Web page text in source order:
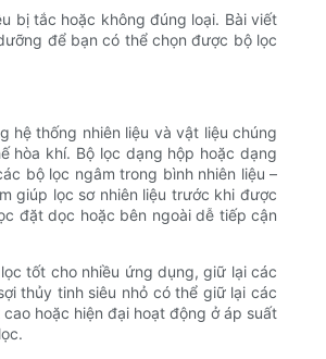
bị tắc hoặc không đúng loại. Bài viết
để bạn có thể chọn được bộ lọc
hệ thống nhiên liệu và vật liệu chúng
hòa khí. Bộ lọc dạng hộp hoặc dạng
bộ lọc ngâm trong bình nhiên liệu –
giúp lọc sơ nhiên liệu trước khi được
đặt dọc hoặc bên ngoài dễ tiếp cận
tốt cho nhiều ứng dụng, giữ lại các
thủy tinh siêu nhỏ có thể giữ lại các
hoặc hiện đại hoạt động ở áp suất